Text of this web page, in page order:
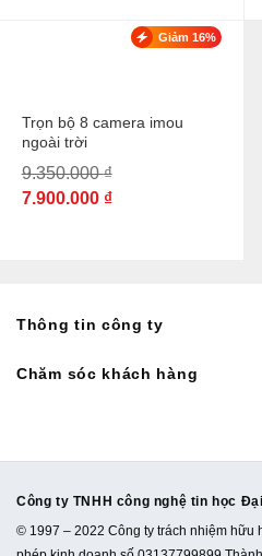
Giảm 16%
Trọn bộ 8 camera imou
ngoài trời
9.350.000₫
7.900.000 ₫
Thông tin công ty
Chăm sóc khách hàng
Công ty TNHH công nghệ tin học
© 1997 – 2022 Công ty trách nhiệm hữu